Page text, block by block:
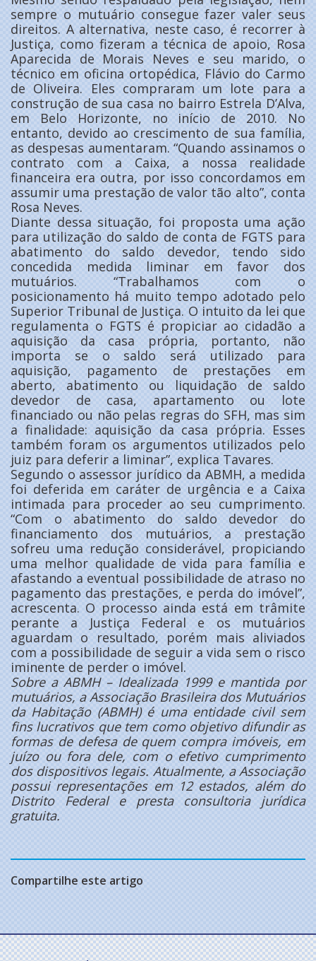
sempre o mutuário consegue fazer valer seus
direitos. A alternativa, neste caso, é recorrer à
Justiça, como fizeram a técnica de apoio, Rosa
Aparecida de Morais Neves e seu marido, o
técnico em oficina ortopédica, Flávio do Carmo
de Oliveira. Eles compraram um lote para a
construção de sua casa no bairro Estrela D’Alva,
em Belo Horizonte, no início de 2010. No
entanto, devido ao crescimento de sua família,
as despesas aumentaram. “Quando assinamos o
contrato com a Caixa, a nossa realidade
financeira era outra, por isso concordamos em
assumir uma prestação de valor tão alto”, conta
Rosa Neves.
Diante dessa situação, foi proposta uma ação
para utilização do saldo de conta de FGTS para
abatimento do saldo devedor, tendo sido
concedida medida liminar em favor dos
mutuários. “Trabalhamos com o
posicionamento há muito tempo adotado pelo
Superior Tribunal de Justiça. O intuito da lei que
regulamenta o FGTS é propiciar ao cidadão a
aquisição da casa própria, portanto, não
importa se o saldo será utilizado para
aquisição, pagamento de prestações em
aberto, abatimento ou liquidação de saldo
devedor de casa, apartamento ou lote
financiado ou não pelas regras do SFH, mas sim
a finalidade: aquisição da casa própria. Esses
também foram os argumentos utilizados pelo
juiz para deferir a liminar”, explica Tavares.
Segundo o assessor jurídico da ABMH, a medida
foi deferida em caráter de urgência e a Caixa
intimada para proceder ao seu cumprimento.
“Com o abatimento do saldo devedor do
financiamento dos mutuários, a prestação
sofreu uma redução considerável, propiciando
uma melhor qualidade de vida para família e
afastando a eventual possibilidade de atraso no
pagamento das prestações, e perda do imóvel”,
acrescenta. O processo ainda está em trâmite
perante a Justiça Federal e os mutuários
aguardam o resultado, porém mais aliviados
com a possibilidade de seguir a vida sem o risco
iminente de perder o imóvel.
Sobre a ABMH – Idealizada 1999 e mantida por
mutuários, a Associação Brasileira dos Mutuários
da Habitação (ABMH) é uma entidade civil sem
fins lucrativos que tem como objetivo difundir as
formas de defesa de quem compra imóveis, em
juízo ou fora dele, com o efetivo cumprimento
dos dispositivos legais. Atualmente, a Associação
possui representações em 12 estados, além do
Distrito Federal e presta consultoria jurídica
gratuita.
Compartilhe este artigo